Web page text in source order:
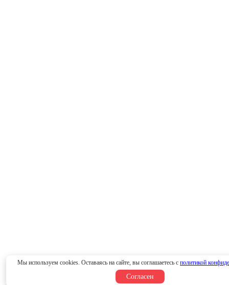
Мы используем cookies. Оставаясь на сайте, вы соглашаетесь с политикой
Согласен